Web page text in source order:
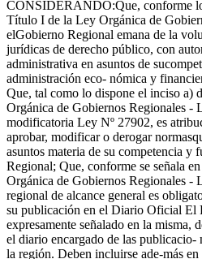
CONSIDERANDO:Que, conforme
Título I de la Ley Orgánica de
elGobierno Regional emana de la
jurídicas de derecho público, con
administrativa en asuntos de
administración eco- nómica y
Que, tal como lo dispone el inciso a)
Orgánica de Gobiernos Regionales -
modificatoria Ley Nº 27902, es
aprobar, modificar o derogar
asuntos materia de su competencia y
Regional; Que, conforme se señala
Orgánica de Gobiernos Regionales -
regional de alcance general es
su publicación en el Diario Oficial El
expresamente señalado en la misma,
el diario encargado de las publicacio-
la región. Deben incluirse ade-más